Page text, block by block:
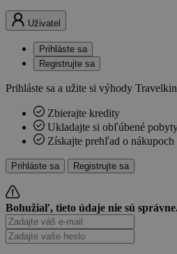
Uživatel
Prihláste sa
Registrujte sa
Prihláste sa a užite si výhody
Zbierajte kredity
Ukladajte si obľúbené
Získajte prehľad o nákupoch
Prihláste sa Registrujte sa
Bohužiaľ, tieto údaje nie sú